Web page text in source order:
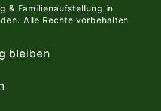
& Familienaufstellung in
Alle Rechte vorbehalten
bleiben